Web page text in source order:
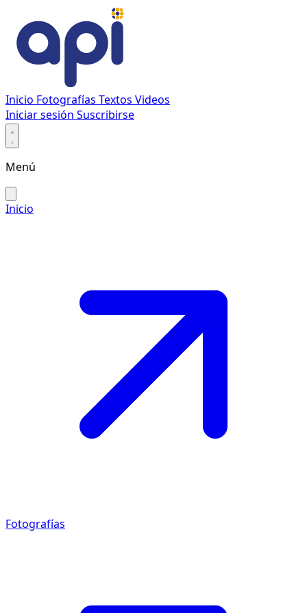
Inicio Fotografías Textos Videos
Iniciar sesión Suscribirse
Menú
Inicio
Fotografías